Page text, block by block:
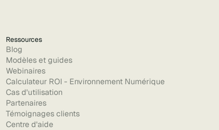
Ressources
Blog
Modèles et guides
Webinaires
Calculateur ROI - Environnement Numérique
Cas d'utilisation
Partenaires
Témoignages clients
Centre d'aide